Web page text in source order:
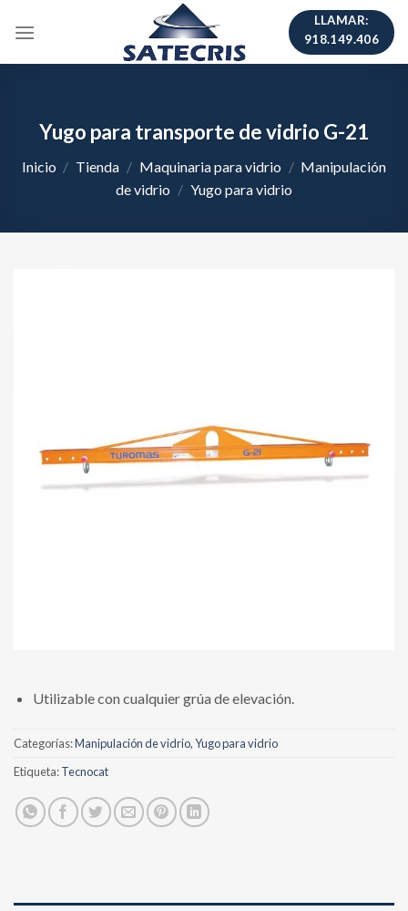
LLAMAR:
918.149.406
Yugo para transporte de vidrio G-21
Inicio / Tienda / Maquinaria para vidrio / Manipulación
de vidrio / Yugo para vidrio
Utilizable con cualquier grúa de elevación.
Categorías:Manipulación de vidrio,Yugo para vidrio
Etiqueta:Tecnocat